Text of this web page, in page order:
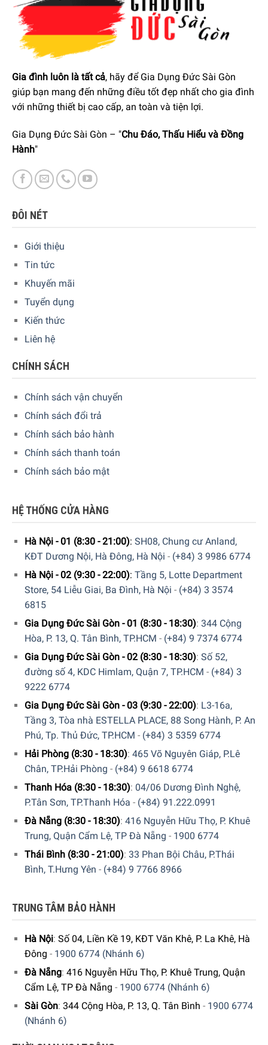
Gia đình luôn là tất cả, hãy để Gia Dụng Đức Sài Gòn
giúp bạn mang đến những điều tốt đẹp nhất cho gia đình
với những thiết bị cao cấp, an toàn và tiện lợi.
Gia Dụng Đức Sài Gòn – "Chu Đáo, Thấu Hiểu và Đồng
Hành"
ĐÔI NÉT
Giới thiệu
Tin tức
Khuyến mãi
Tuyển dụng
Kiến thức
Liên hệ
CHÍNH SÁCH
Chính sách vận chuyển
Chính sách đổi trả
Chính sách bảo hành
Chính sách thanh toán
Chính sách bảo mật
HỆ THỐNG CỬA HÀNG
Hà Nội - 01 (8:30 - 21:00): SH08, Chung cư Anland,
KĐT Dương Nội, Hà Đông, Hà Nội - (+84) 3 9986 6774
Hà Nội - 02 (9:30 - 22:00): Tầng 5, Lotte Department
Store, 54 Liễu Giai, Ba Đình, Hà Nội - (+84) 3 3574
6815
Gia Dụng Đức Sài Gòn - 01 (8:30 - 18:30): 344 Cộng
Hòa, P. 13, Q. Tân Bình, TP.HCM - (+84) 9 7374 6774
Gia Dụng Đức Sài Gòn - 02 (8:30 - 18:30): Số 52,
đường số 4, KDC Himlam, Quận 7, TP.HCM - (+84) 3
9222 6774
Gia Dụng Đức Sài Gòn - 03 (9:30 - 22:00): L3-16a,
Tầng 3, Tòa nhà ESTELLA PLACE, 88 Song Hành, P. An
Phú, Tp. Thủ Đức, TP.HCM - (+84) 3 5359 6774
Hải Phòng (8:30 - 18:30): 465 Võ Nguyên Giáp, P.Lê
Chân, TP.Hải Phòng - (+84) 9 6618 6774
Thanh Hóa (8:30 - 18:30): 04/06 Dương Đình Nghệ,
P.Tân Sơn, TP.Thanh Hóa - (+84) 91.222.0991
Đà Nẵng (8:30 - 18:30): 416 Nguyễn Hữu Thọ, P. Khuê
Trung, Quận Cẩm Lệ, TP Đà Nẵng - 1900 6774
Thái Bình (8:30 - 21:00): 33 Phan Bội Châu, P.Thái
Bình, T.Hưng Yên - (+84) 9 7766 8966
TRUNG TÂM BẢO HÀNH
Hà Nội: Số 04, Liền Kề 19, KĐT Văn Khê, P. La Khê, Hà
Đông - 1900 6774 (Nhánh 6)
Đà Nẵng: 416 Nguyễn Hữu Thọ, P. Khuê Trung, Quận
Cẩm Lệ, TP Đà Nẵng - 1900 6774 (Nhánh 6)
Sài Gòn: 344 Cộng Hòa, P. 13, Q. Tân Bình - 1900 6774
(Nhánh 6)